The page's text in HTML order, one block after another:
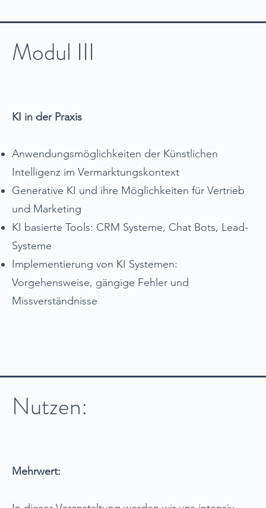
Modul III
KI in der Praxis
Anwendungsmöglichkeiten der Künstlichen
Intelligenz im Vermarktungskontext
Generative KI und ihre Möglichkeiten für Vertrieb
und Marketing
KI basierte Tools: CRM Systeme, Chat Bots, Lead-
Systeme
Implementierung von KI Systemen:
Vorgehensweise, gängige Fehler und
Missverständnisse
Nutzen:
Mehrwert: